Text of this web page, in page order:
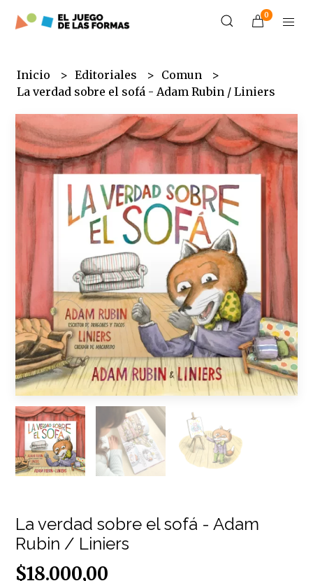
0
Inicio Editoriales
Comun
La verdad sobre el sofá - Adam Rubin / Liniers
La verdad sobre el sofá - Adam
Rubin / Liniers
$18.000,00